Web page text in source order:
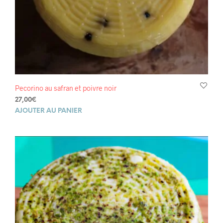
Pecorino au safran et poivre noir
27,00€
AJOUTER AU PANIER